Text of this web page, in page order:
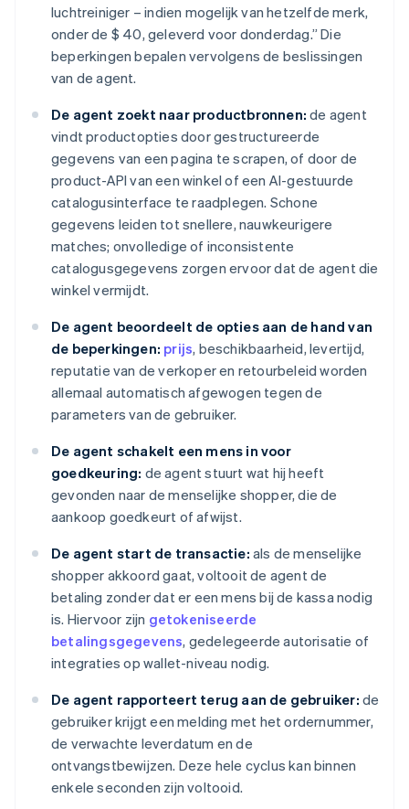
luchtreiniger – indien mogelijk van hetzelfde merk,
onder de $ 40, geleverd voor donderdag.” Die
beperkingen bepalen vervolgens de beslissingen
van de agent.
De agent zoekt naar productbronnen: de agent
vindt productopties door gestructureerde
gegevens van een pagina te scrapen, of door de
product-API van een winkel of een AI-gestuurde
catalogusinterface te raadplegen. Schone
gegevens leiden tot snellere, nauwkeurigere
matches; onvolledige of inconsistente
catalogusgegevens zorgen ervoor dat de agent die
winkel vermijdt.
De agent beoordeelt de opties aan de hand van
de beperkingen: prijs, beschikbaarheid, levertijd,
reputatie van de verkoper en retourbeleid worden
allemaal automatisch afgewogen tegen de
parameters van de gebruiker.
De agent schakelt een mens in voor
goedkeuring: de agent stuurt wat hij heeft
gevonden naar de menselijke shopper, die de
aankoop goedkeurt of afwijst.
De agent start de transactie: als de menselijke
shopper akkoord gaat, voltooit de agent de
betaling zonder dat er een mens bij de kassa nodig
is. Hiervoor zijn getokeniseerde
betalingsgegevens, gedelegeerde autorisatie of
integraties op wallet-niveau nodig.
De agent rapporteert terug aan de gebruiker: de
gebruiker krijgt een melding met het ordernummer,
de verwachte leverdatum en de
ontvangstbewijzen. Deze hele cyclus kan binnen
enkele seconden zijn voltooid.